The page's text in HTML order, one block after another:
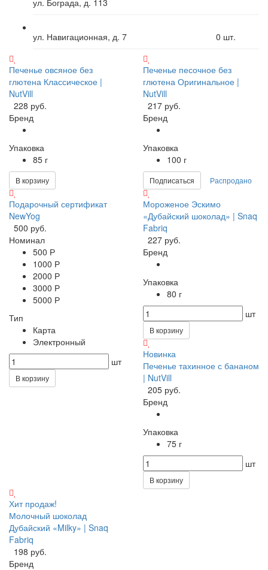
ул. Навигационная, д. 7 0 шт.
Печенье овсяное без
глютена Классическое |
NutVill
228 руб.
Бренд
Упаковка
85 г
В корзину
Печенье песочное без
глютена Оригинальное |
NutVill
217 руб.
Бренд
Упаковка
100 г
Подписаться Распродано
Подарочный сертификат
NewYog
500 руб.
Номинал
500 Р
1000 Р
2000 Р
3000 Р
5000 Р
Тип
Карта
Электронный
шт
В корзину
Мороженое Эскимо
«Дубайский шоколад» | Snaq
Fabriq
227 руб.
Бренд
Упаковка
80 г
шт
В корзину
Новинка
Печенье тахинное с бананом
| NutVill
205 руб.
Бренд
Упаковка
75 г
шт
В корзину
Хит продаж!
Молочный шоколад
Дубайский «Milky» | Snaq
Fabriq
198 руб.
Бренд